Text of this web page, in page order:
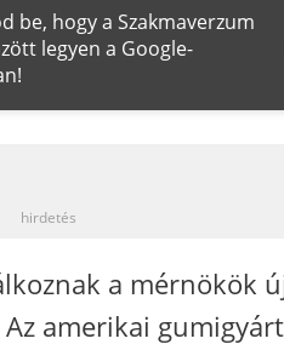
be, hogy a Szakmaverzum
legyen a Google-
hirdetés
a mérnökök
amerikai